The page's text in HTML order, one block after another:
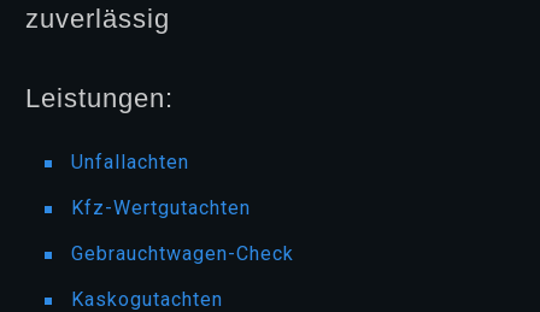
zuverlässig
Leistungen:
Unfallachten
Kfz-Wertgutachten
Gebrauchtwagen-Check
Kaskogutachten